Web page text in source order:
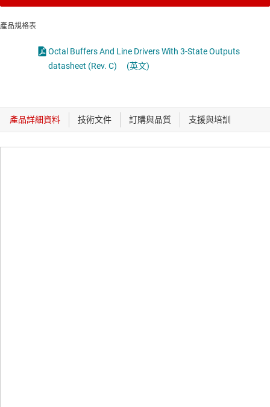
產品規格表
Octal Buffers And Line Drivers With 3-State Outputs
datasheet (Rev. C)
(英文)